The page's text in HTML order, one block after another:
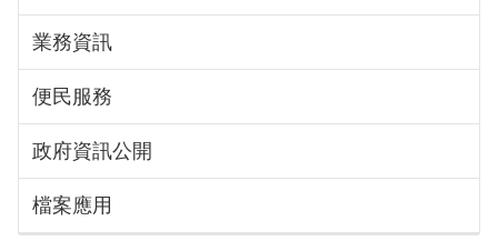
場
進
訊
息
公
業務資訊
便民服務
政府資訊公開
檔案應用